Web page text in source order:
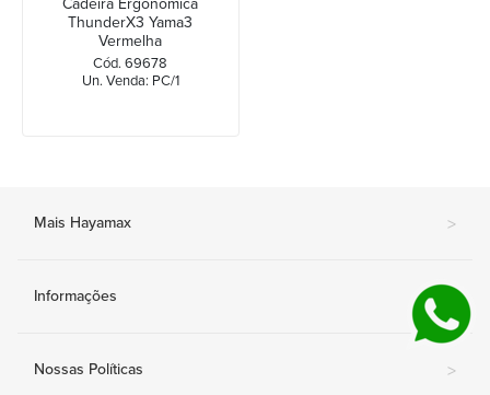
ThunderX3 Yama3
Vermelha
Cód. 69678
Un. Venda: PC/1
Mais Hayamax >
Informações
Nossas Políticas >